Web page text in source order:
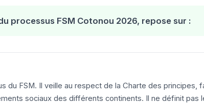
processus FSM Cotonou 2026, repose sur :
du FSM. Il veille au respect de la Charte des principes,
sociaux des différents continents. Il ne définit pas